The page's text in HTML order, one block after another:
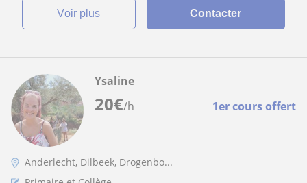
voir plus Contacter
20€/h 1er cours offert
Ysaline
Anderlecht, Dilbeek, Drogenbo...